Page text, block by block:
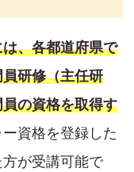
、各都道府県で
研修（主任研
の資格を取得す
資格を登録した
が受講可能で